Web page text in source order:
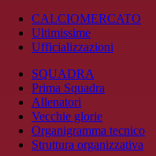
CALCIOMERCATO
Ultimissime
Ufficializzazioni
SQUADRA
Prima Squadra
Allenatori
Vecchie glorie
Organigramma tecnico
Struttura organizzativa